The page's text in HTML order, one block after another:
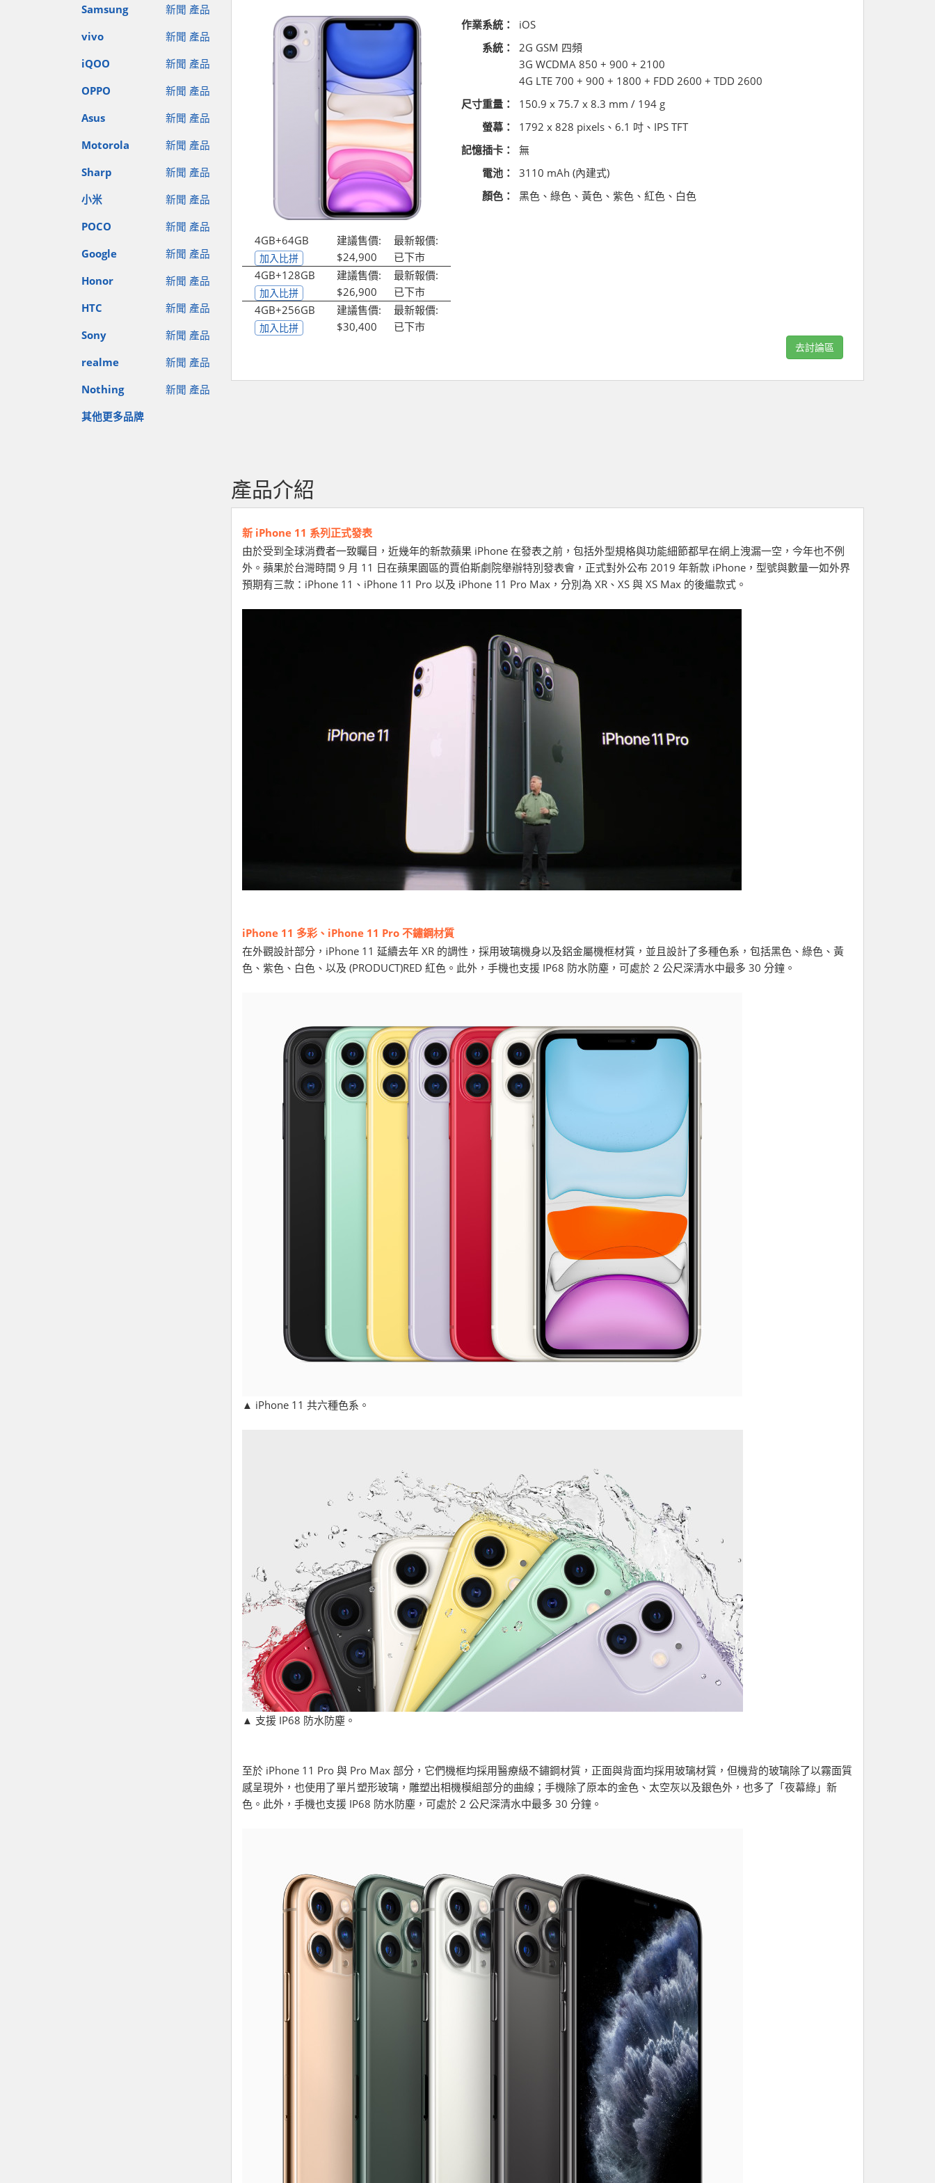
Samsung
新聞 產品
vivo
新聞 產品
iQOO
新聞 產品
OPPO
新聞 產品
Asus
新聞 產品
Motorola
新聞 產品
Sharp
新聞 產品
小米
新聞 產品
POCO
新聞 產品
Google
新聞 產品
Honor
新聞 產品
HTC
新聞 產品
Sony
新聞 產品
realme
新聞 產品
Nothing
新聞 產品
其他更多品牌
4GB+64GB
加入比拼
建議售價:
$24,900
最新報價:
已下市
4GB+128GB
加入比拼
建議售價:
$26,900
最新報價:
已下市
4GB+256GB
加入比拼
建議售價:
$30,400
最新報價:
已下市
作業系統：
iOS
系統：
2G GSM 四頻
3G WCDMA 850 + 900 + 2100
4G LTE 700 + 900 + 1800 + FDD 2600 + TDD 2600
尺寸重量：
150.9 x 75.7 x 8.3 mm / 194 g
螢幕：
1792 x 828 pixels、6.1 吋、IPS TFT
記憶插卡：
無
電池：
3110 mAh (內建式)
顏色：
黑色、綠色、黃色、紫色、紅色、白色
去討論區
產品介紹
新 iPhone 11 系列正式發表
由於受到全球消費者一致矚目，近幾年的新款蘋果 iPhone 在發表之前，包括外型規格與功能細節都早在網上洩漏一空，今年也不例
外。蘋果於台灣時間 9 月 11 日在蘋果園區的賈伯斯劇院舉辦特別發表會，正式對外公布 2019 年新款 iPhone，型號與數量一如外界
預期有三款：iPhone 11、iPhone 11 Pro 以及 iPhone 11 Pro Max，分別為 XR、XS 與 XS Max 的後繼款式。
iPhone 11 多彩、iPhone 11 Pro 不鏽鋼材質
在外觀設計部分，iPhone 11 延續去年 XR 的調性，採用玻璃機身以及鋁金屬機框材質，並且設計了多種色系，包括黑色、綠色、黃
色、紫色、白色、以及 (PRODUCT)RED 紅色。此外，手機也支援 IP68 防水防塵，可處於 2 公尺深清水中最多 30 分鐘。
▲ iPhone 11 共六種色系。
▲ 支援 IP68 防水防塵。
至於 iPhone 11 Pro 與 Pro Max 部分，它們機框均採用醫療級不鏽鋼材質，正面與背面均採用玻璃材質，但機背的玻璃除了以霧面質
感呈現外，也使用了單片塑形玻璃，雕塑出相機模組部分的曲線；手機除了原本的金色、太空灰以及銀色外，也多了「夜幕綠」新
色。此外，手機也支援 IP68 防水防塵，可處於 2 公尺深清水中最多 30 分鐘。